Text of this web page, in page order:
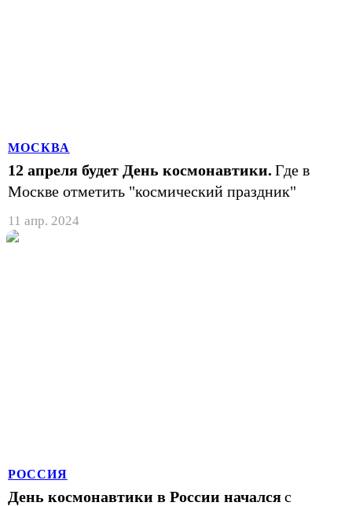
МОСКВА
12 апреля будет День космонавтики. Где в
Москве отметить "космический праздник"
11 апр. 2024
РОССИЯ
День космонавтики в России началсяс